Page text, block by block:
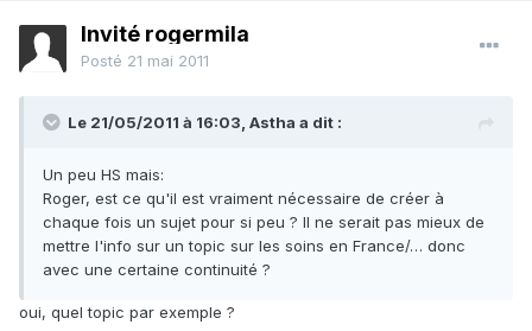
Invité rogermila
Posté 21 mai 2011
Le 21/05/2011 à 16:03, Astha a dit :
Un peu HS mais:
Roger, est ce qu'il est vraiment nécessaire de créer à
chaque fois un sujet pour si peu ? Il ne serait pas mieux de
mettre l'info sur un topic sur les soins en France/… donc
avec une certaine continuité ?
oui, quel topic par exemple ?